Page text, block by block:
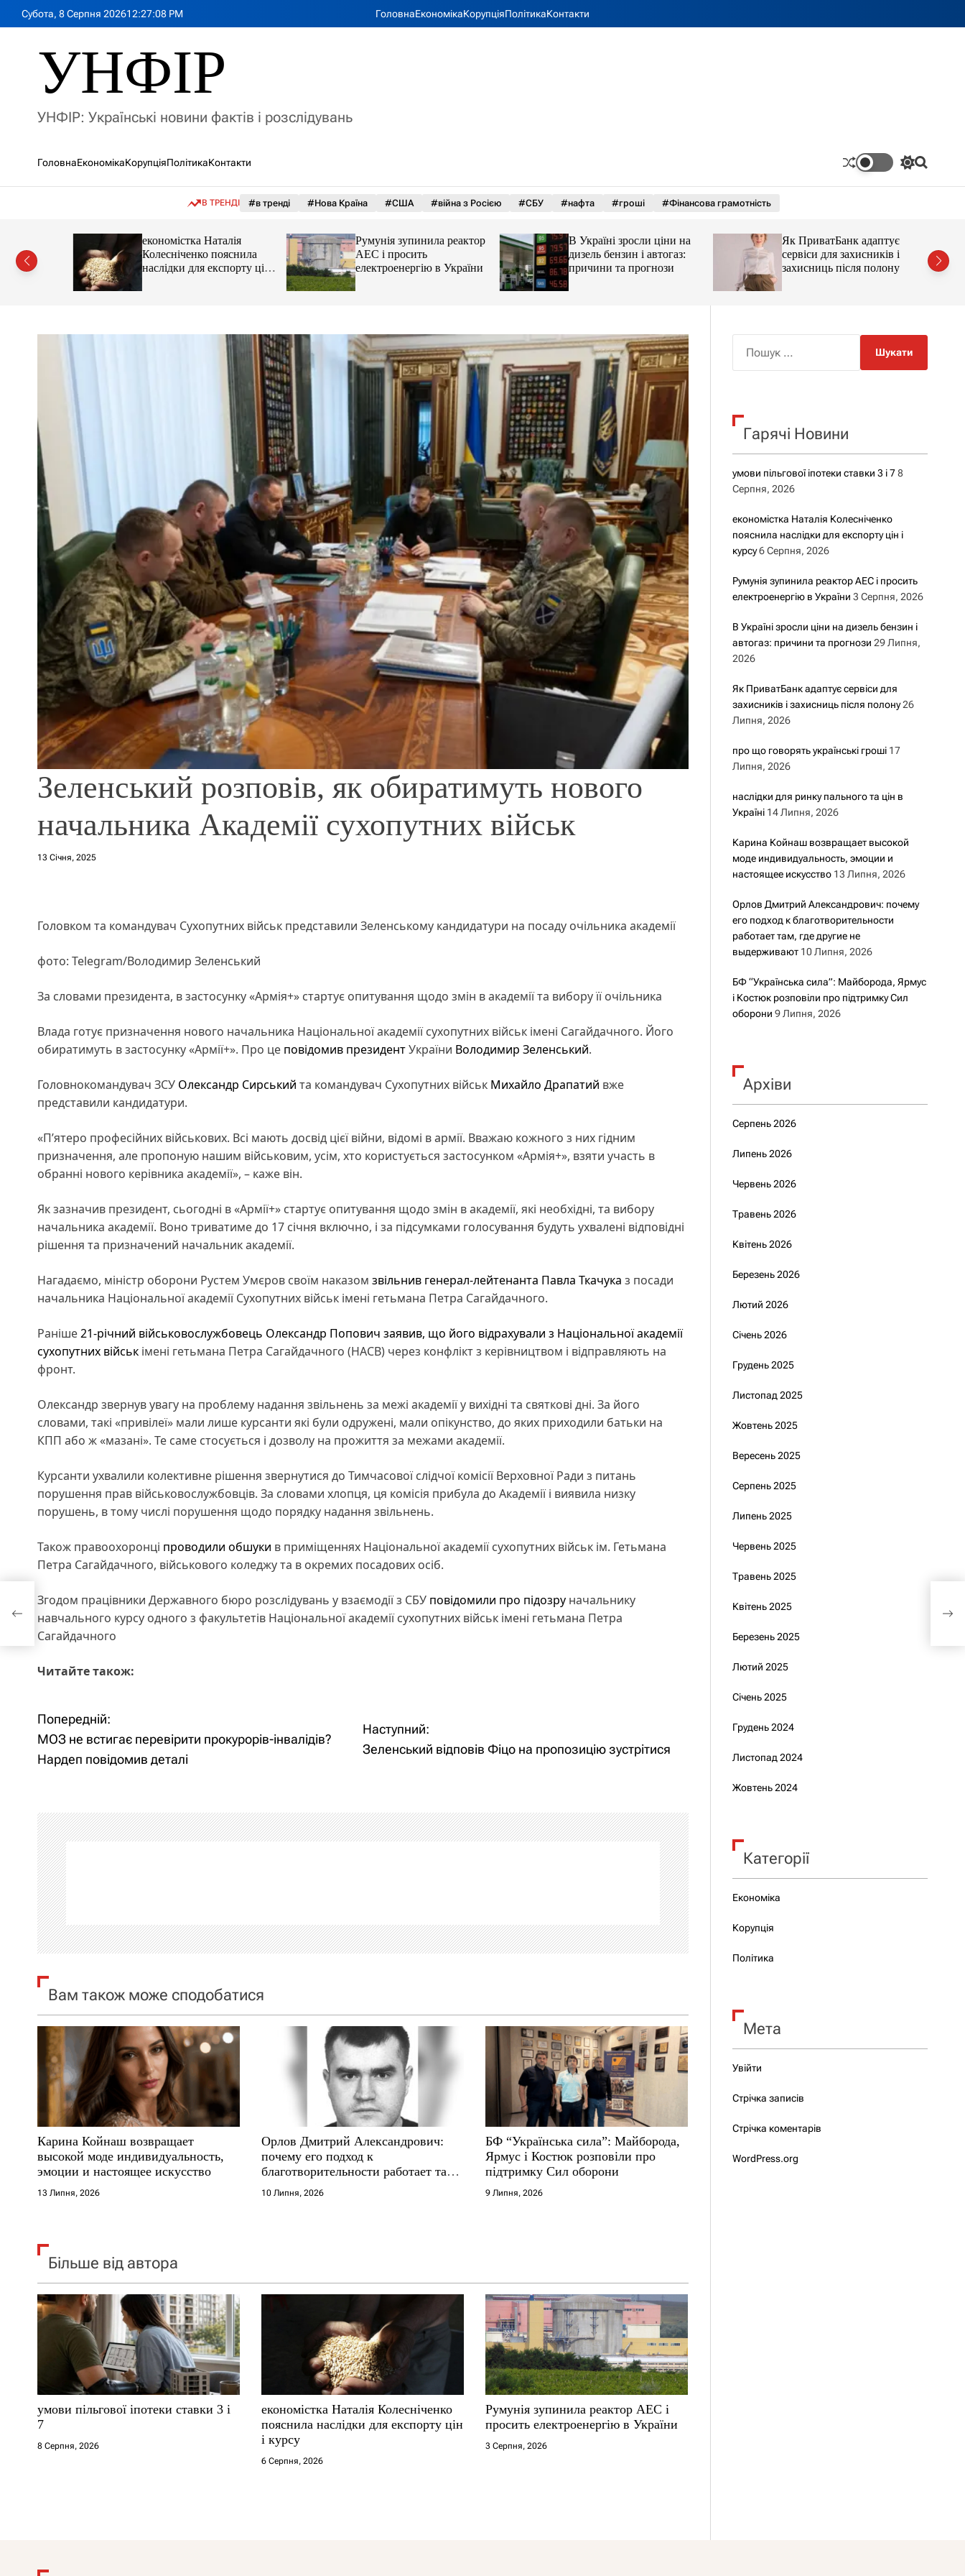
Субота, 8 Серпня 202612:27:10 PM ГоловнаЕкономікаКорупціяПолітикаКонтакти
УНФІР
УНФІР: Українські новини фактів і розслідувань
ГоловнаЕкономікаКорупціяПолітикаКонтакти
П
к
а
ч
р
о
у
П
В ТРЕНДІ #в тренді #Нова Країна #США #війна з Росією #СБУ #нафта #гроші #Фінансова грамотність
економістка Наталія
Колесніченко пояснила
наслідки для експорту цін і
курсу
Румунія зупинила реактор
АЕС і просить
електроенергію в України
В Україні зросли ціни на
дизель бензин і автогаз:
причини та прогнози
Як ПриватБанк адаптує
сервіси для захисників і
захисниць після полону
Зеленський розповів, як обиратимуть нового
начальника Академії сухопутних військ
13 Січня, 2025
Головком та командувач Сухопутних військ представили Зеленському кандидатури на посаду очільника академії
фото: Telegram/Володимир Зеленський
За словами президента, в застосунку «Армія+» стартує опитування щодо змін в академії та вибору її очільника
Влада готує призначення нового начальника Національної академії сухопутних військ імені Сагайдачного. Його
обиратимуть в застосунку «Армії+». Про це повідомив президентУкраїни Володимир Зеленський.
Головнокомандувач ЗСУ Олександр Сирський та командувач Сухопутних військ Михайло Драпатий вже
представили кандидатури.
«Пʼятеро професійних військових. Всі мають досвід цієї війни, відомі в армії. Вважаю кожного з них гідним
призначення, але пропоную нашим військовим, усім, хто користується застосунком «Армія+», взяти участь в
обранні нового керівника академії», – каже він.
Як зазначив президент, сьогодні в «Армії+» стартує опитування щодо змін в академії, які необхідні, та вибору
начальника академії. Воно триватиме до 17 січня включно, і за підсумками голосування будуть ухвалені відповідні
рішення та призначений начальник академії.
Нагадаємо, міністр оборони Рустем Умєров своїм наказом звільнив генерал-лейтенанта Павла Ткачука з посади
начальника Національної академії Сухопутних військ імені гетьмана Петра Сагайдачного.
Раніше21-річний військовослужбовець Олександр Попович заявив, що його відрахували з Національної академії
сухопутних військ імені гетьмана Петра Сагайдачного (HACB) через конфлікт з керівництвом і відправляють на
фронт.
Олександр звернув увагу на проблему надання звільнень за межі академії у вихідні та святкові дні. За його
словами, такі «привілеї» мали лише курсанти які були одружені, мали опікунство, до яких приходили батьки на
КПП або ж «мазані». Те саме стосується і дозволу на прожиття за межами академії.
Курсанти ухвалили колективне рішення звернутися до Тимчасової слідчої комісії Верховної Ради з питань
порушення прав військовослужбовців. За словами хлопця, ця комісія прибула до Академії і виявила низку
порушень, в тому числі порушення щодо порядку надання звільнень.
Також правоохоронці проводили обшуки в приміщеннях Національної академії сухопутних військ ім. Гетьмана
Петра Сагайдачного, військового коледжу та в окремих посадових осіб.
Згодом працівники Державного бюро розслідувань у взаємодії з СБУ повідомили про підозру начальнику
навчального курсу одного з факультетів Національної академії сухопутних військ імені гетьмана Петра
Сагайдачного
Читайте також:
Н
а
і
г
а
ц
і
я
а
п
и
с
і
в
Попередній:
МОЗ не встигає перевірити прокурорів-інвалідів?
Нардеп повідомив деталі
Наступний:
Зеленський відповів Фіцо на пропозицію зустрітися
Вам також може сподобатися
Карина Койнаш возвращает
высокой моде индивидуальность,
эмоции и настоящее искусство
13 Липня, 2026
Орлов Дмитрий Александрович:
почему его подход к
благотворительности работает там,
где другие не выдерживают
10 Липня, 2026
БФ “Українська сила”: Майборода,
Ярмус і Костюк розповіли про
підтримку Сил оборони
9 Липня, 2026
Більше від автора
умови пільгової іпотеки ставки 3 і
7
8 Серпня, 2026
економістка Наталія Колесніченко
пояснила наслідки для експорту цін
і курсу
6 Серпня, 2026
Румунія зупинила реактор АЕС і
просить електроенергію в України
3 Серпня, 2026
к
Гарячі Новини
умови пільгової іпотеки ставки 3 і 7 8
Серпня, 2026
економістка Наталія Колесніченко
пояснила наслідки для експорту цін і
курсу 6 Серпня, 2026
Румунія зупинила реактор АЕС і просить
електроенергію в України 3 Серпня, 2026
В Україні зросли ціни на дизель бензин і
автогаз: причини та прогнози 29 Липня,
2026
Як ПриватБанк адаптує сервіси для
захисників і захисниць після полону 26
Липня, 2026
про що говорять українські гроші 17
Липня, 2026
наслідки для ринку пального та цін в
Україні 14 Липня, 2026
Карина Койнаш возвращает высокой
моде индивидуальность, эмоции и
настоящее искусство 13 Липня, 2026
Орлов Дмитрий Александрович: почему
его подход к благотворительности
работает там, где другие не
выдерживают 10 Липня, 2026
БФ “Українська сила”: Майборода, Ярмус
і Костюк розповіли про підтримку Сил
оборони 9 Липня, 2026
Архіви
Серпень 2026
Липень 2026
Червень 2026
Травень 2026
Квітень 2026
Березень 2026
Лютий 2026
Січень 2026
Грудень 2025
Листопад 2025
Жовтень 2025
Вересень 2025
Серпень 2025
Липень 2025
Червень 2025
Травень 2025
Квітень 2025
Березень 2025
Лютий 2025
Січень 2025
Грудень 2024
Листопад 2024
Жовтень 2024
Категорії
Економіка
Корупція
Політика
Мета
Увійти
Стрічка записів
Стрічка коментарів
WordPress.org